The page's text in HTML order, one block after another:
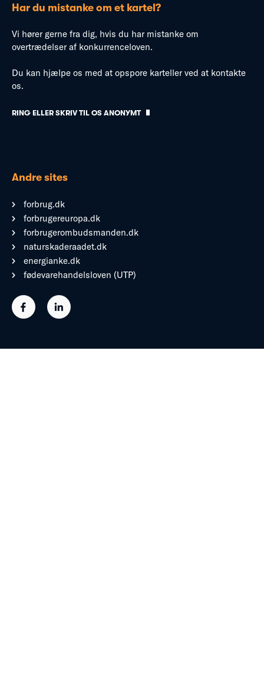
Har du mistanke om et kartel?
Vi hører gerne fra dig, hvis du har mistanke om
overtrædelser af konkurrenceloven.
Du kan hjælpe os med at opspore karteller ved at kontakte
os.
RING ELLER SKRIV TIL OS ANONYMT
Andre sites
forbrug.dk
forbrugereuropa.dk
forbrugerombudsmanden.dk
naturskaderaadet.dk
energianke.dk
fødevarehandelsloven (UTP)